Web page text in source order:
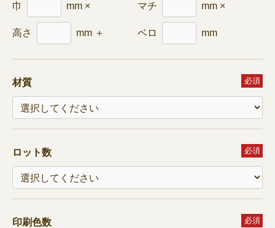
巾 mm × マチ mm ×
高さ mm ＋ ベロ mm
材質 必須
ロット数 必須
印刷色数 必須